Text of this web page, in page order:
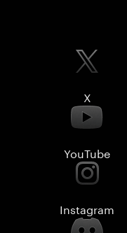
X
YouTube
Instagram